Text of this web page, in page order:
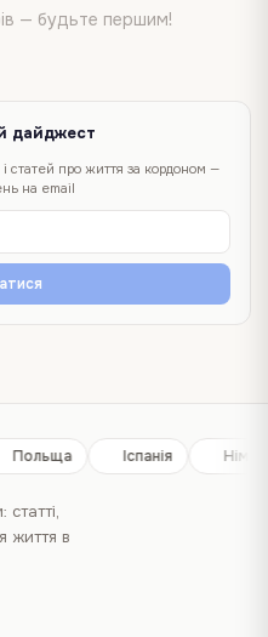
— будьте першим!
дайджест
статей про життя за кордоном —
на email
Польща Іспанія
життя в